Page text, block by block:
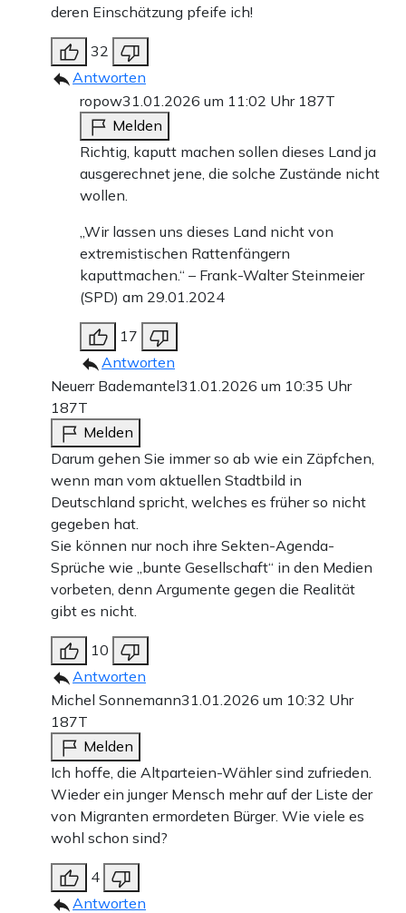
deren Einschätzung pfeife ich!
32
Antworten
ropow31.01.2026 um 11:02 Uhr 187T
Melden
Richtig, kaputt machen sollen dieses Land ja
ausgerechnet jene, die solche Zustände nicht
wollen.
„Wir lassen uns dieses Land nicht von
extremistischen Rattenfängern
kaputtmachen.“ – Frank-Walter Steinmeier
(SPD) am 29.01.2024
17
Antworten
Neuerr Bademantel31.01.2026 um 10:35 Uhr
187T
Melden
Darum gehen Sie immer so ab wie ein Zäpfchen,
wenn man vom aktuellen Stadtbild in
Deutschland spricht, welches es früher so nicht
gegeben hat.
Sie können nur noch ihre Sekten-Agenda-
Sprüche wie „bunte Gesellschaft“ in den Medien
vorbeten, denn Argumente gegen die Realität
gibt es nicht.
10
Antworten
Michel Sonnemann31.01.2026 um 10:32 Uhr
187T
Melden
Ich hoffe, die Altparteien-Wähler sind zufrieden.
Wieder ein junger Mensch mehr auf der Liste der
von Migranten ermordeten Bürger. Wie viele es
wohl schon sind?
4
Antworten